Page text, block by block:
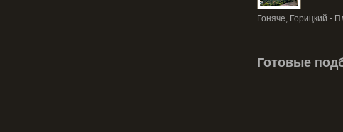
Гоняче, Горицкий -
Готовые